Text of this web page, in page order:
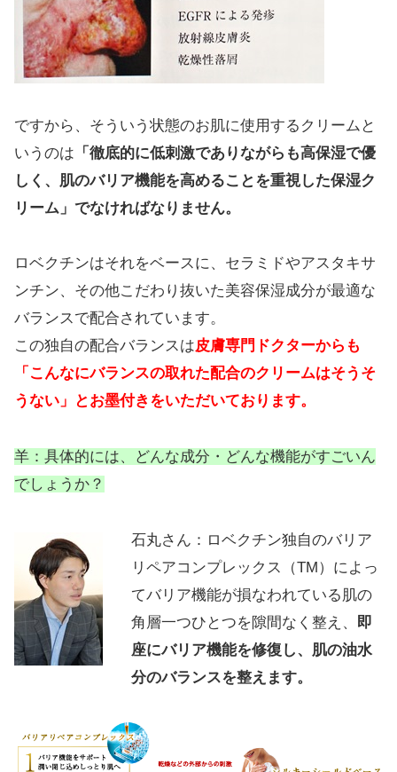
ですから、そういう状態のお肌に使用するクリームと
いうのは 「徹底的に低刺激でありながらも高保湿で優
しく、 肌のバリア機能を高めることを重視した保湿ク
リーム」でなければなりません。
ロベクチンはそれをベースに、セラミドやアスタキサ
ンチン、その他こだわり抜いた美容保湿成分が最適な
バランスで配合されています。
この独自の配合バランスは皮膚専門ドクターからも
「こんなにバランスの取れた配合のクリームはそうそ
うない」とお墨付きをいただいております。
羊：具体的には、どんな成分・どんな機能がすごいん
でしょうか？
石丸さん：ロベクチン独自のバリア
リペアコンプレックス（TM）によっ
てバリア機能が損なわれている肌の
角層一つひとつを隙間なく整え、 即
座にバリア機能を修復し、肌の油水
分のバランスを整えます。